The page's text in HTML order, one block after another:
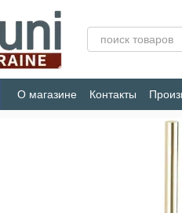
О магазине Контакты
Конфиденциальность